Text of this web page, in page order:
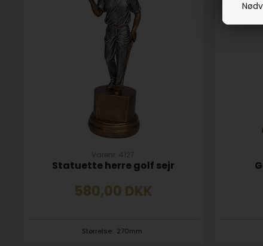
Varenr. 4127
Statuette herre golf sejr
580,00 DKK
Størrelse: 270mm